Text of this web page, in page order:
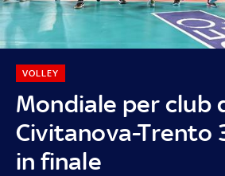
Mondiale per club
Civitanova-Trento
in finale
VOLLEY